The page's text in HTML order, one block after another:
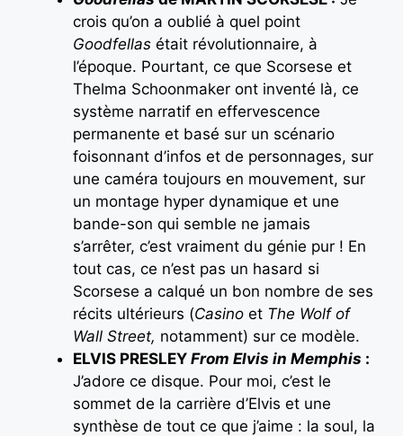
crois qu’on a oublié à quel point
Goodfellas était révolutionnaire, à
l’époque. Pourtant, ce que Scorsese et
Thelma Schoonmaker ont inventé là, ce
système narratif en effervescence
permanente et basé sur un scénario
foisonnant d’infos et de personnages, sur
une caméra toujours en mouvement, sur
un montage hyper dynamique et une
bande-son qui semble ne jamais
s’arrêter, c’est vraiment du génie pur ! En
tout cas, ce n’est pas un hasard si
Scorsese a calqué un bon nombre de ses
récits ultérieurs (Casino et The Wolf of
Wall Street, notamment) sur ce modèle.
ELVIS PRESLEY From Elvis in Memphis :
J’adore ce disque. Pour moi, c’est le
sommet de la carrière d’Elvis et une
synthèse de tout ce que j’aime : la soul, la